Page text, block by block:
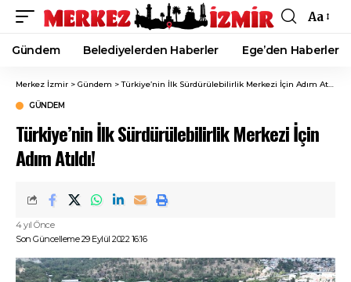
Font
Resizer
Aa
Gündem Belediyelerden Haberler Ege’den Haberler
Merkez İzmir > Gündem >Türkiye’nin İlk Sürdürülebilirlik Merkezi İçin Adım Atıldı!
GÜNDEM
Türkiye’nin İlk Sürdürülebilirlik Merkezi İçin
Adım Atıldı!
Son Güncelleme 29 Eylül 2022 16:16
4 yıl Önce